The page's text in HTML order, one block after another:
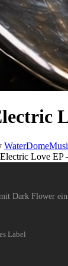
Byline
Love EP
Dark Flower
Label